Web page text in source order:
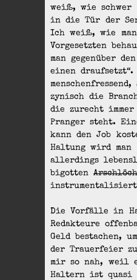
weiß, wie
in die Tür der
Ich weiß, wie
Vorgesetzten
man gegenüber
einen
zynisch die
die zurecht immer
Pranger steht.
kann den Job
Haltung wird man
allerdings
bigotten
Die Vorfälle in
Redakteure
Geld bestachen,
der Trauerfeier
mir so nah, weil
Haltern ist quasi